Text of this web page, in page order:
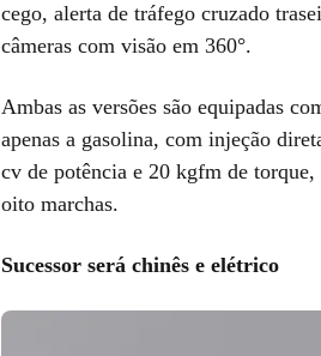
cego, alerta de tráfego cruzado
câmeras com visão em 360°.
Ambas as versões são equipadas
apenas a gasolina, com injeção
cv de potência e 20 kgfm de
oito marchas.
Sucessor será chinês e elétrico